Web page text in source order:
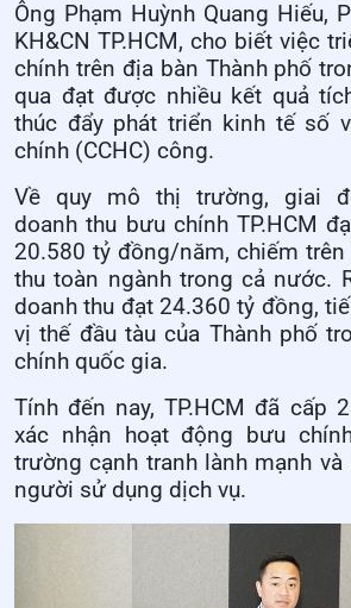
Ông Phạm Huỳnh Quang Hiếu,
KH&CN TP.HCM, cho biết việc
chính trên địa bàn Thành phố
qua đạt được nhiều kết quả
thúc đẩy phát triển kinh tế số
chính (CCHC) công.
Về quy mô thị trường, giai
doanh thu bưu chính TP.HCM
20.580 tỷ đồng/năm, chiếm
thu toàn ngành trong cả nước.
doanh thu đạt 24.360 tỷ đồng,
vị thế đầu tàu của Thành phố
chính quốc gia.
Tính đến nay, TP.HCM đã cấp
xác nhận hoạt động bưu
trường cạnh tranh lành mạnh
người sử dụng dịch vụ.